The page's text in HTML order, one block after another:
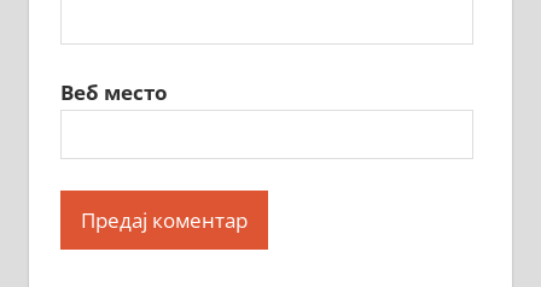
Веб место